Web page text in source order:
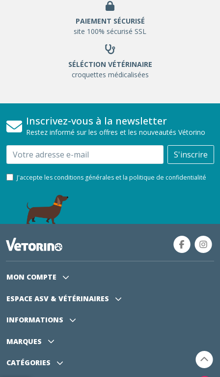
PAIEMENT SÉCURISÉ
site 100% sécurisé SSL
SÉLÉCTION VÉTÉRINAIRE
croquettes médicalisées
Inscrivez-vous à la newsletter
Restez informé sur les offres et les nouveautés Vétorino
Email S'inscrire
J'accepte les conditions générales et la politique de confidentialité
MON COMPTE
ESPACE ASV & VÉTÉRINAIRES
INFORMATIONS
MARQUES
CATÉGORIES